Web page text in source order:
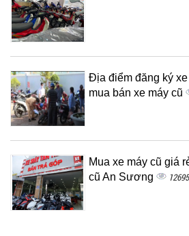
Địa điểm đăng ký
mua bán xe máy cũ
Mua xe máy cũ giá
cũ An Sương
12695